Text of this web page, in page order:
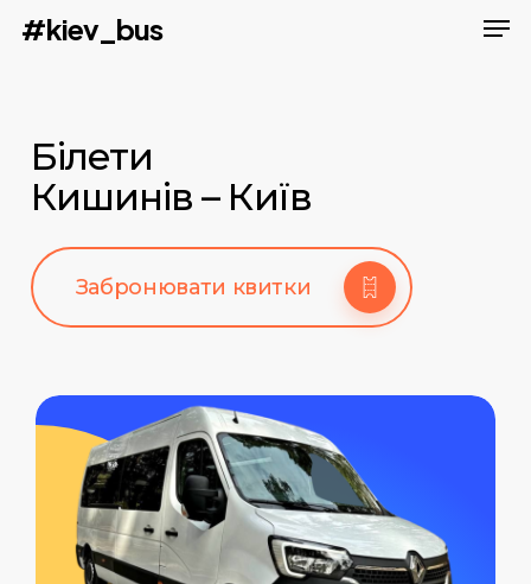
Skip#kiev_bus
Білети
Кишинів – Київ
Забронювати квитки